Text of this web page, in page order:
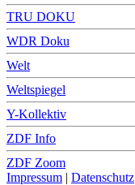
TRU DOKU
WDR Doku
Welt
Weltspiegel
Y-Kollektiv
ZDF Info
ZDF Zoom
Impressum | Datenschutz